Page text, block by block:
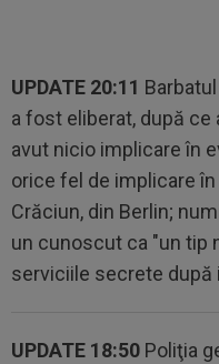
UPDATE 20:11
a fost eliberat, după
avut nicio implicare în
orice fel de implicare
Crăciun, din Berlin;
un cunoscut ca "un tip
serviciile secrete
UPDATE 18:50 Poliţia